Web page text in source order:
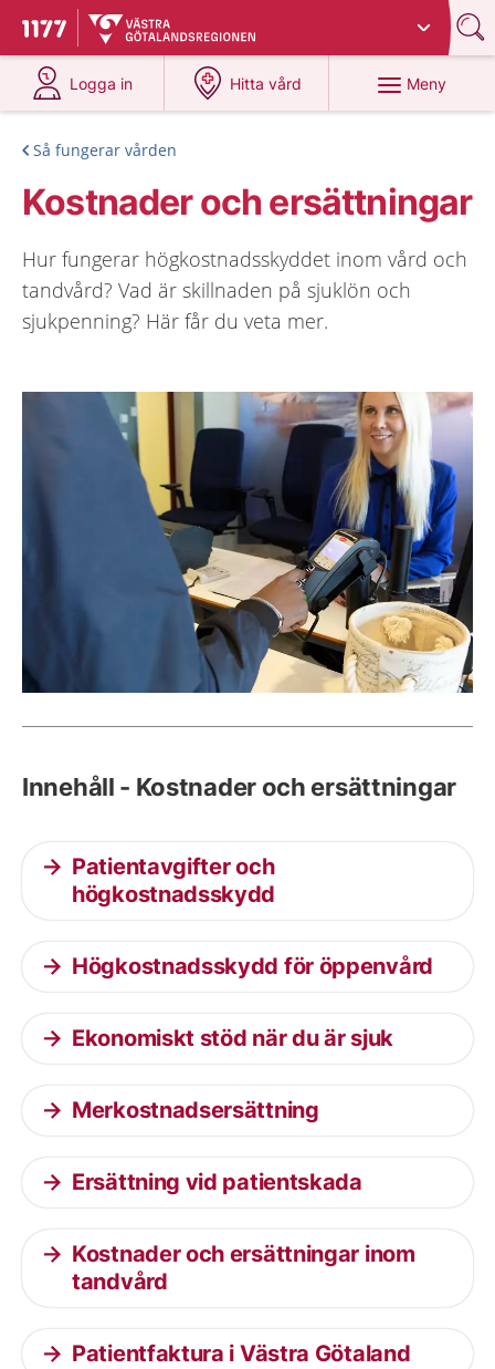
Till startsidan för 1177
Du har valt region
Logga in
på 1177.se
Hitta vård
på 1177.se
Meny
Så fungerar vården
Kostnader och ersättningar
Hur fungerar högkostnadsskyddet inom vård och
tandvård? Vad är skillnaden på sjuklön och
sjukpenning? Här får du veta mer.
Innehåll - Kostnader och ersättningar
Patientavgifter och
högkostnadsskydd
Högkostnadsskydd för öppenvård
Ekonomiskt stöd när du är sjuk
Merkostnadsersättning
Ersättning vid patientskada
Kostnader och ersättningar inom
tandvård
Patientfaktura i Västra Götaland